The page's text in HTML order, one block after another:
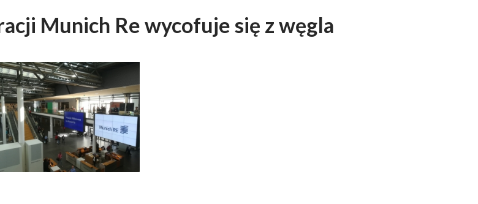
Munich Re wycofuje się z węgla